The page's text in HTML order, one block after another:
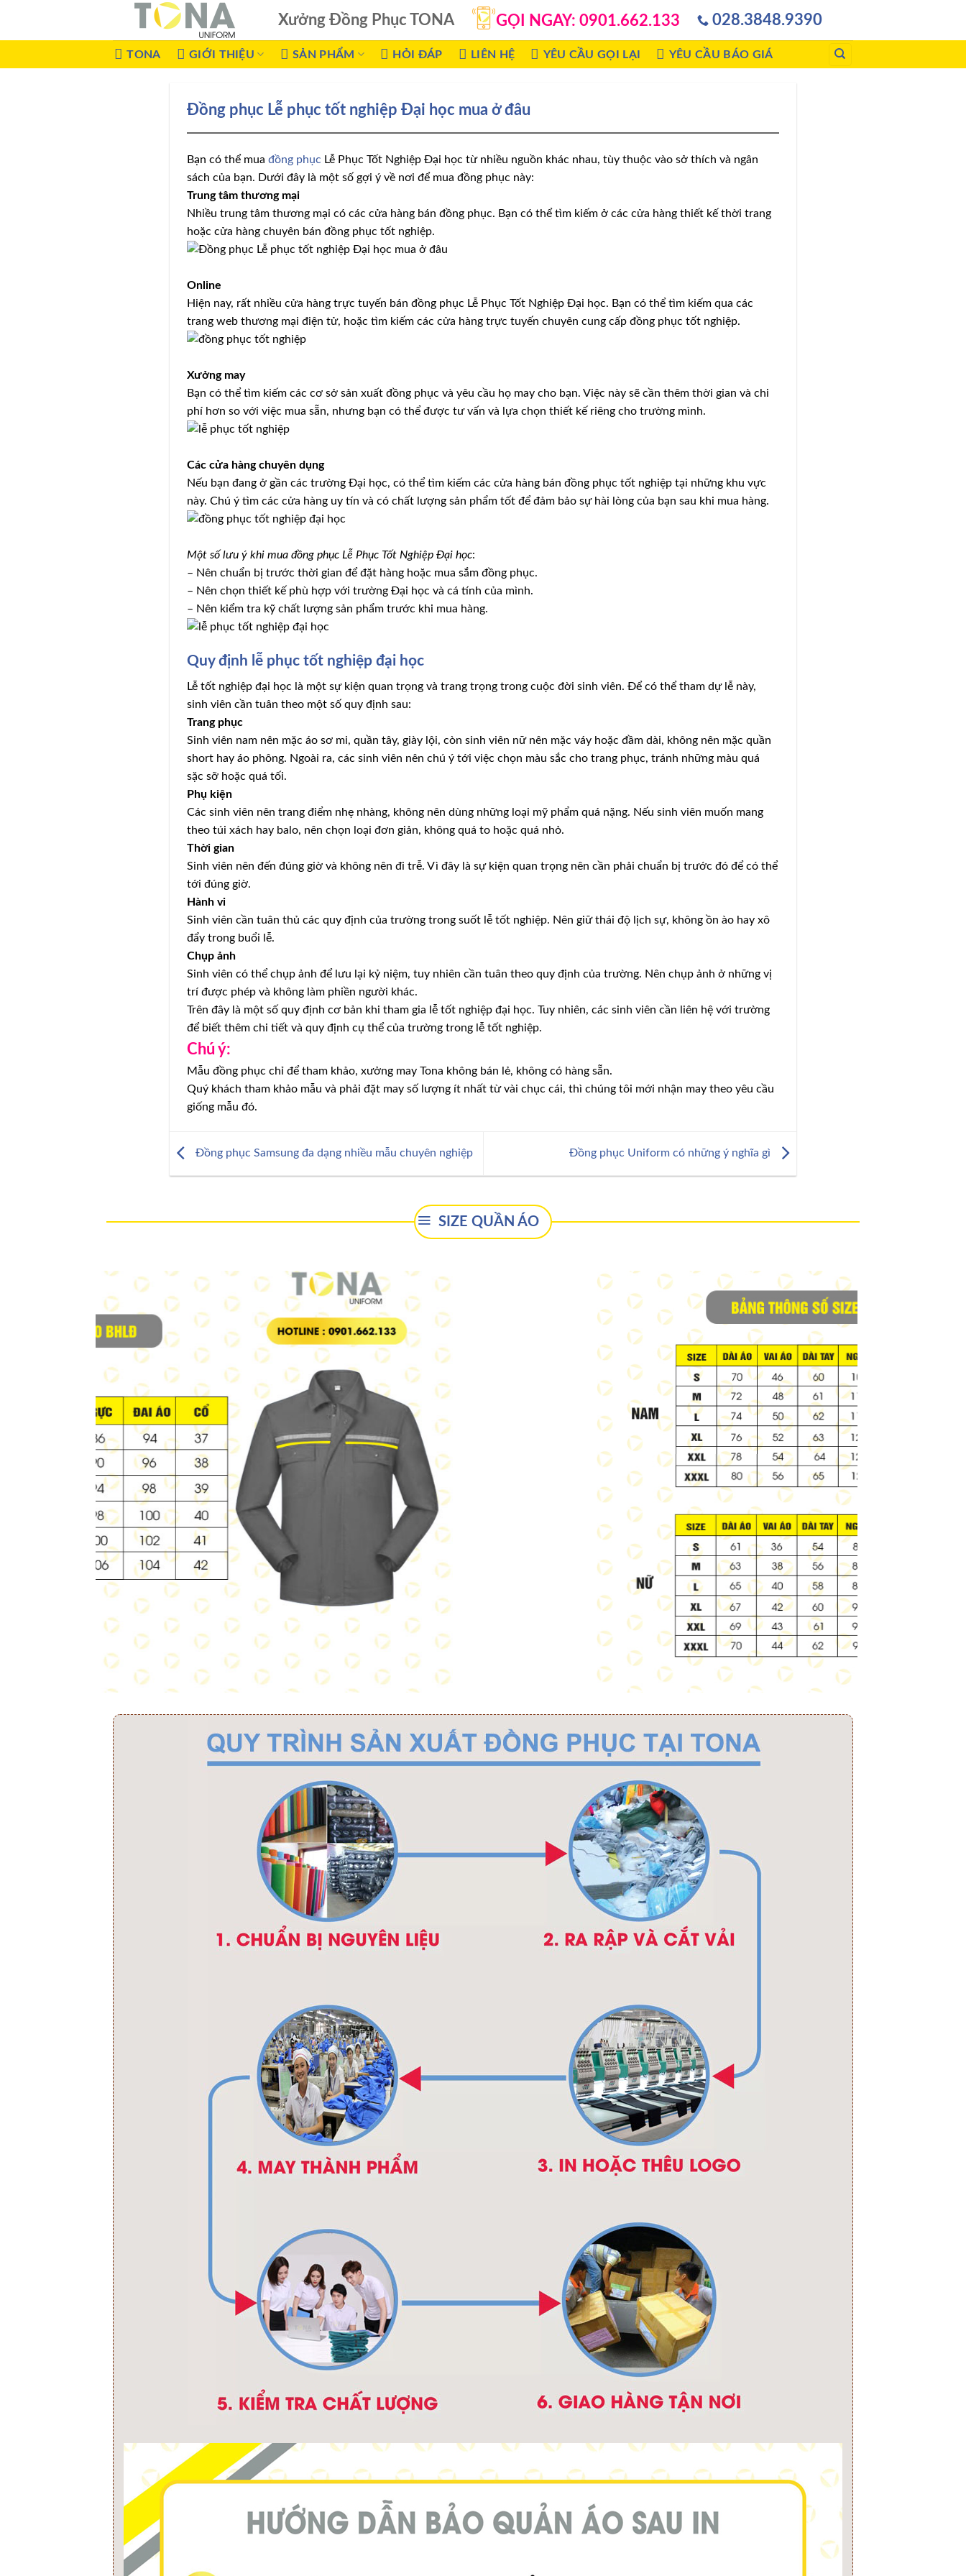
Xưởng Đồng Phục TONA GỌI NGAY: 0901.662.133 028.3848.9390
TONA GIỚI THIỆU SẢN PHẨM HỎI ĐÁP LIÊN HỆ YÊU CẦU GỌI LẠI YÊU CẦU BÁO GIÁ
Đồng phục Lễ phục tốt nghiệp Đại học mua ở đâu
Bạn có thể muađồng phục Lễ Phục Tốt Nghiệp Đại học từ nhiều nguồn khác nhau, tùy thuộc vào sở thích và ngân
sách của bạn. Dưới đây là một số gợi ý về nơi để mua đồng phục này:
Trung tâm thương mại
Nhiều trung tâm thương mại có các cửa hàng bán đồng phục. Bạn có thể tìm kiếm ở các cửa hàng thiết kế thời trang
hoặc cửa hàng chuyên bán đồng phục tốt nghiệp.
Online
Hiện nay, rất nhiều cửa hàng trực tuyến bán đồng phục Lễ Phục Tốt Nghiệp Đại học. Bạn có thể tìm kiếm qua các
trang web thương mại điện tử, hoặc tìm kiếm các cửa hàng trực tuyến chuyên cung cấp đồng phục tốt nghiệp.
Xưởng may
Bạn có thể tìm kiếm các cơ sở sản xuất đồng phục và yêu cầu họ may cho bạn. Việc này sẽ cần thêm thời gian và chi
phí hơn so với việc mua sẵn, nhưng bạn có thể được tư vấn và lựa chọn thiết kế riêng cho trường mình.
Các cửa hàng chuyên dụng
Nếu bạn đang ở gần các trường Đại học, có thể tìm kiếm các cửa hàng bán đồng phục tốt nghiệp tại những khu vực
này. Chú ý tìm các cửa hàng uy tín và có chất lượng sản phẩm tốt để đảm bảo sự hài lòng của bạn sau khi mua hàng.
Một số lưu ý khi mua đồng phục Lễ Phục Tốt Nghiệp Đại học:
– Nên chuẩn bị trước thời gian để đặt hàng hoặc mua sắm đồng phục.
– Nên chọn thiết kế phù hợp với trường Đại học và cá tính của mình.
– Nên kiểm tra kỹ chất lượng sản phẩm trước khi mua hàng.
Quy định lễ phục tốt nghiệp đại học
Lễ tốt nghiệp đại học là một sự kiện quan trọng và trang trọng trong cuộc đời sinh viên. Để có thể tham dự lễ này,
sinh viên cần tuân theo một số quy định sau:
Trang phục
Sinh viên nam nên mặc áo sơ mi, quần tây, giày lội, còn sinh viên nữ nên mặc váy hoặc đầm dài, không nên mặc quần
short hay áo phông. Ngoài ra, các sinh viên nên chú ý tới việc chọn màu sắc cho trang phục, tránh những màu quá
sặc sỡ hoặc quá tối.
Phụ kiện
Các sinh viên nên trang điểm nhẹ nhàng, không nên dùng những loại mỹ phẩm quá nặng. Nếu sinh viên muốn mang
theo túi xách hay balo, nên chọn loại đơn giản, không quá to hoặc quá nhỏ.
Thời gian
Sinh viên nên đến đúng giờ và không nên đi trễ. Vì đây là sự kiện quan trọng nên cần phải chuẩn bị trước đó để có thể
tới đúng giờ.
Hành vi
Sinh viên cần tuân thủ các quy định của trường trong suốt lễ tốt nghiệp. Nên giữ thái độ lịch sự, không ồn ào hay xô
đẩy trong buổi lễ.
Chụp ảnh
Sinh viên có thể chụp ảnh để lưu lại kỷ niệm, tuy nhiên cần tuân theo quy định của trường. Nên chụp ảnh ở những vị
trí được phép và không làm phiền người khác.
Trên đây là một số quy định cơ bản khi tham gia lễ tốt nghiệp đại học. Tuy nhiên, các sinh viên cần liên hệ với trường
để biết thêm chi tiết và quy định cụ thể của trường trong lễ tốt nghiệp.
Chú ý:
Mẫu đồng phục chỉ để tham khảo, xưởng may Tona không bán lẻ, không có hàng sẵn.
Quý khách tham khảo mẫu và phải đặt may số lượng ít nhất từ vài chục cái, thì chúng tôi mới nhận may theo yêu cầu
giống mẫu đó.
Đồng phục Samsung đa dạng nhiều mẫu chuyên nghiệp Đồng phục Uniform có những ý nghĩa gì
SIZE QUẦN ÁO